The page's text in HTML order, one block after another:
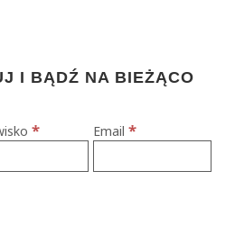
I BĄDŹ NA BIEŻĄCO
* Email*